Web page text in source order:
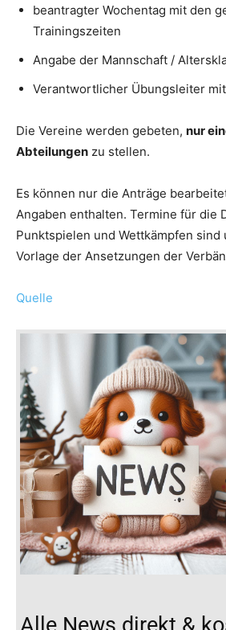
beantragter Wochentag mit den
Trainingszeiten
Angabe der Mannschaft /
Verantwortlicher Übungsleiter
Die Vereine werden gebeten, nur
Abteilungen zu stellen.
Es können nur die Anträge
Angaben enthalten. Termine für die
Punktspielen und Wettkämpfen sind
Vorlage der Ansetzungen der
Quelle